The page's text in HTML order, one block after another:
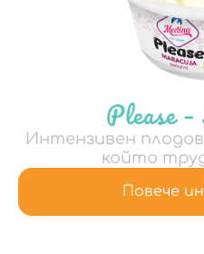
Please
Интензивен
който
Повече